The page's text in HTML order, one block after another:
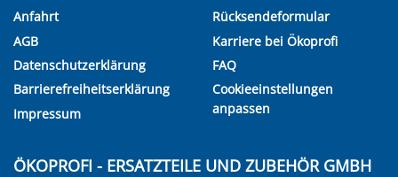
Anfahrt
AGB
Datenschutzerklärung
Barrierefreiheitserklärung
Impressum
Rücksendeformular
Karriere bei Ökoprofi
FAQ
Cookieeinstellungen
anpassen
ÖKOPROFI - ERSATZTEILE UND ZUBEHÖR GMBH